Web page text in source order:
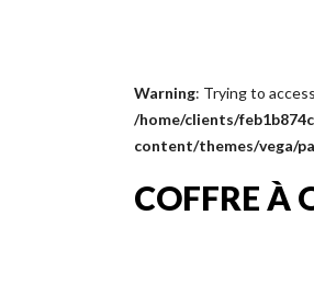
Warning: Trying to
/home/clients/
content/themes/vega/
COFFRE À